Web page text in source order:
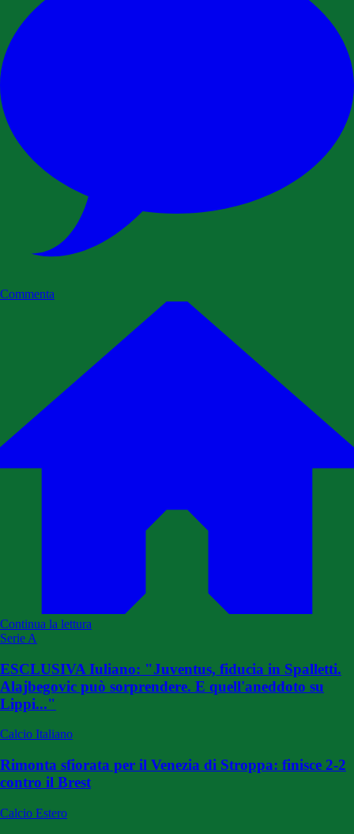
Commenta
Continua la lettura
Serie A
ESCLUSIVA Iuliano: "Juventus, fiducia in Spalletti.
Alajbegovic può sorprendere. E quell'aneddoto su
Lippi..."
Calcio Italiano
Rimonta sfiorata per il Venezia di Stroppa: finisce 2-2
contro il Brest
Calcio Estero